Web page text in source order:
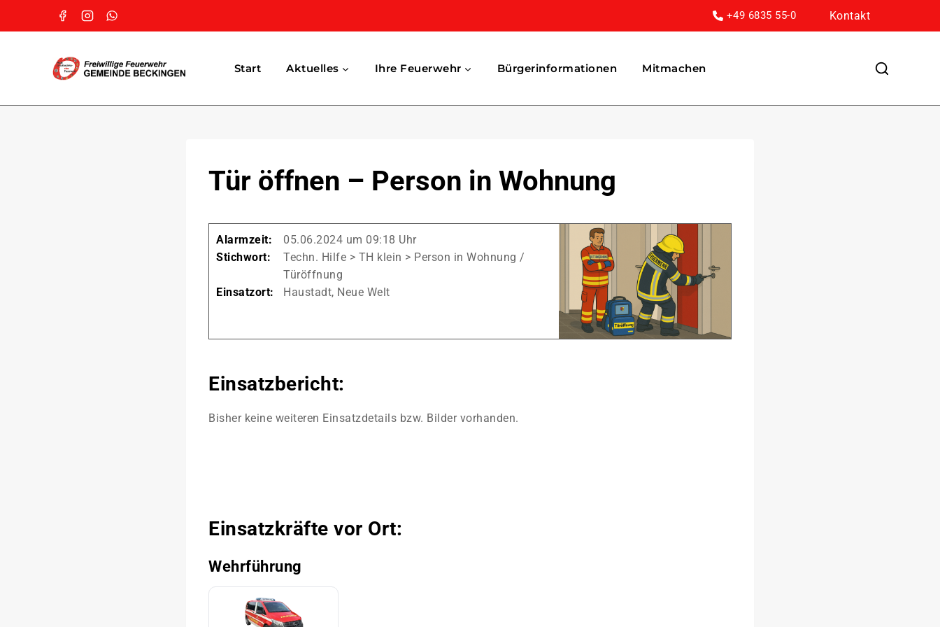
+49 6835 55-0 Kontakt
Start Aktuelles Ihre Feuerwehr Bürgerinformationen Mitmachen
Tür öffnen – Person in Wohnung
Alarmzeit:
05.06.2024 um 09:18 Uhr
Stichwort:
Techn. Hilfe > TH klein > Person in Wohnung /
Türöffnung
Einsatzort:
Haustadt, Neue Welt
Einsatzbericht:
Bisher keine weiteren Einsatzdetails bzw. Bilder vorhanden.
Einsatzkräfte vor Ort:
Wehrführung